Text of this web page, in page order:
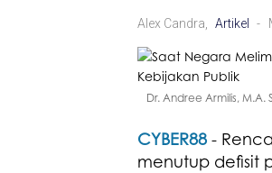
Alex Candra, Artikel -
Dr. Andree Armilis,
CYBER88 -
menutup defisit